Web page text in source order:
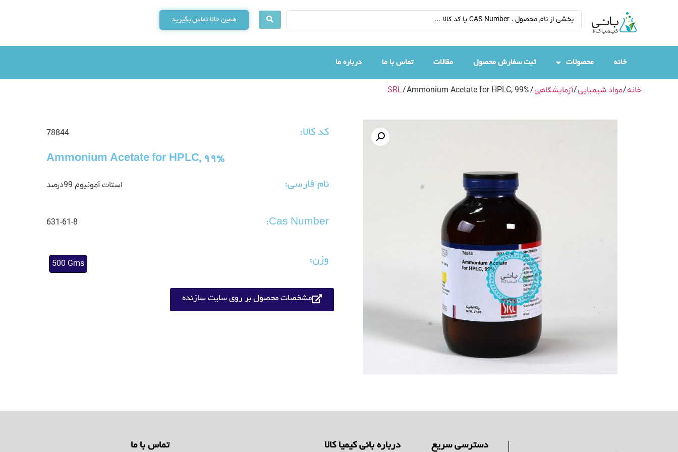
همین حالا تماس بگیرید
خانه محصولات ثبت سفارش محصول مقالات تماس با ما درباره ما
خانه/مواد شیمیایی/آزمایشگاهی/
SRL/ Ammonium Acetate for HPLC, 99%
کد کالا: 78844
Ammonium Acetate for HPLC, 99%
نام فارسی: استات آمونیوم 99درصد
Cas Number:
631-61-8
وزن: 500 Gms
مشخصات محصول بر روی سایت سازنده
دسترسی سریع درباره بانی کیمیا کالا تماس با ما